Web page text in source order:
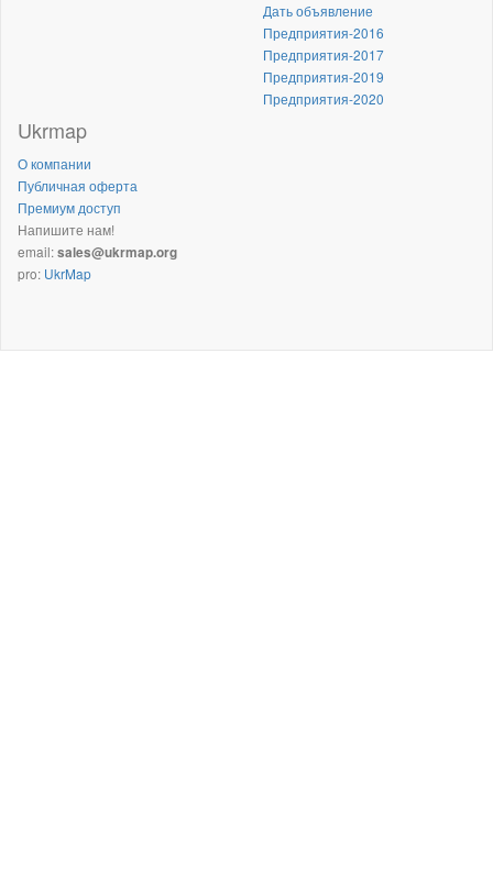
Дать объявление
Предприятия-2016
Предприятия-2017
Предприятия-2019
Предприятия-2020
Ukrmap
О компании
Публичная оферта
Премиум доступ
Напишите нам!
email:sales@ukrmap.org
pro: UkrMap